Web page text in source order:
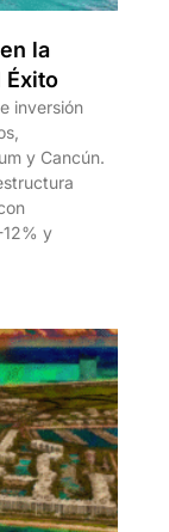
la
Éxito
inversión
y Cancún.
y